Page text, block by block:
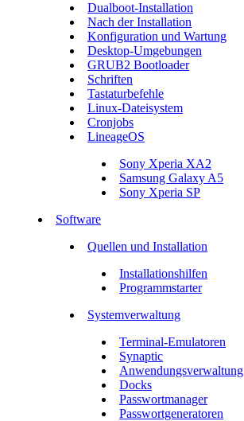
Dualboot-Installation
Nach der Installation
Konfiguration und Wartung
Desktop-Umgebungen
GRUB2 Bootloader
Schriften
Tastaturbefehle
Linux-Dateisystem
Cronjobs
LineageOS
Sony Xperia XA2
Samsung Galaxy A5
Sony Xperia SP
Software
Quellen und Installation
Installationshilfen
Programmstarter
Systemverwaltung
Terminal-Emulatoren
Synaptic
Anwendungsverwaltung
Docks
Passwortmanager
Passwortgeneratoren